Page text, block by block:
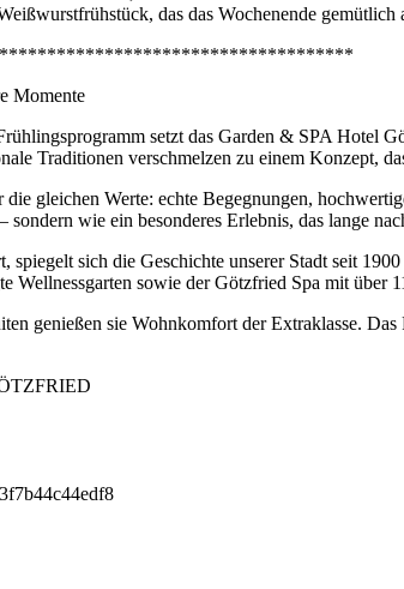
das das Wochenende gemütlich
Momente
setzt das Garden & SPA Hotel
Traditionen verschmelzen zu einem Konzept,
gleichen Werte: echte Begegnungen,
wie ein besonderes Erlebnis, das lange
spiegelt sich die Geschichte unserer Stadt seit
Wellnessgarten sowie der Götzfried Spa mit über
genießen sie Wohnkomfort der Extraklasse.